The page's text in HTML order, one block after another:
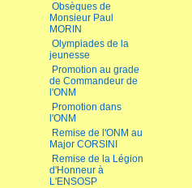
Obsèques de
Monsieur Paul
MORIN
Olympiades de la
jeunesse
Promotion au grade
de Commandeur de
l'ONM
Promotion dans
l'ONM
Remise de l'ONM au
Major CORSINI
Remise de la Légion
d'Honneur à
L'ENSOSP